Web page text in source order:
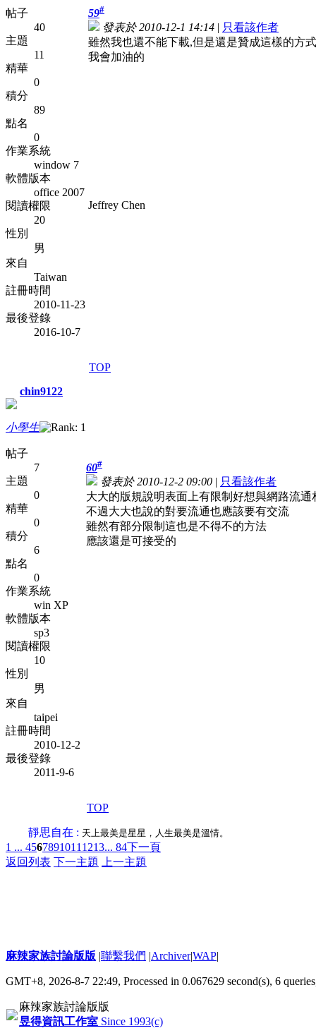
帖子
40
主題
11
精華
0
積分
89
點名
0
作業系統
window 7
軟體版本
office 2007
閱讀權限
20
性別
男
來自
Taiwan
註冊時間
2010-11-23
最後登錄
2016-10-7
59#
發表於 2010-12-1 14:14 | 只看該作者
雖然我也還不能下載,但是還是贊成這樣的方式
我會加油的
Jeffrey Chen
TOP
chin9122
小學生
帖子
7
主題
0
精華
0
積分
6
點名
0
作業系統
win XP
軟體版本
sp3
閱讀權限
10
性別
男
來自
taipei
註冊時間
2010-12-2
最後登錄
2011-9-6
60#
發表於 2010-12-2 09:00 | 只看該作者
大大的版規說明表面上有限制好想與網路流通
不過大大也說的對要流通也應該要有交流
雖然有部分限制這也是不得不的方法
應該還是可接受的
TOP
靜思自在 : 天上最美是星星，人生最美是溫情。
1 ... 4567891011 1213... 84下一頁
返回列表 下一主題 上一主題
麻辣家族討論版版 |聯繫我們 |Archiver|WAP|
GMT+8, 2026-8-7 22:49, Processed in 0.067629 second(s), 6
麻辣家族討論版版
昱得資訊工作室 Since 1993(c)